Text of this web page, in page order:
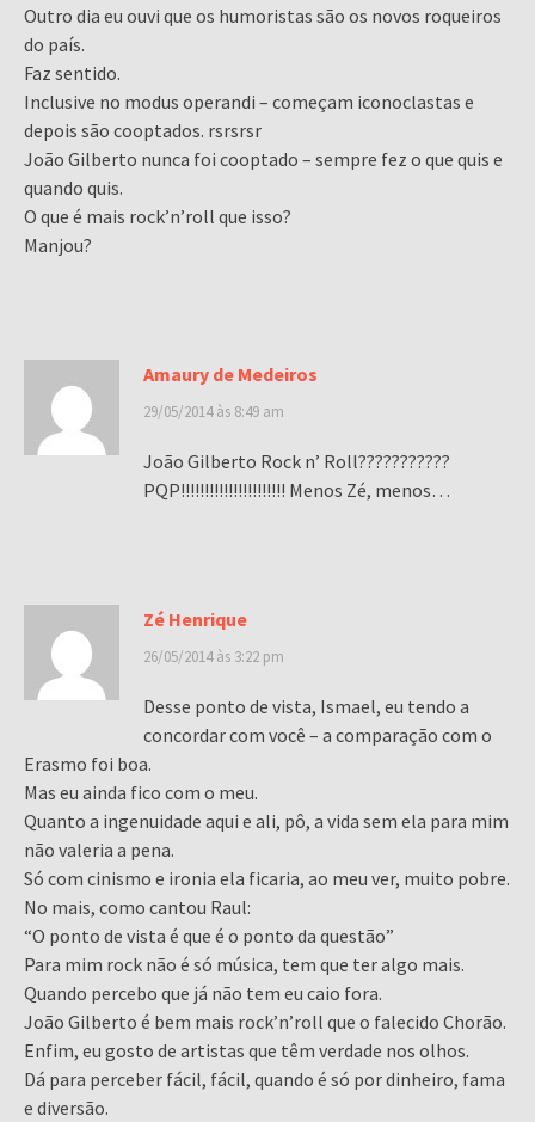
Outro dia eu ouvi que os humoristas são os novos roqueiros
do país.
Faz sentido.
Inclusive no modus operandi – começam iconoclastas e
depois são cooptados. rsrsrsr
João Gilberto nunca foi cooptado – sempre fez o que quis e
quando quis.
O que é mais rock’n’roll que isso?
Manjou?
Amaury de Medeiros
29/05/2014 às 8:49 am
João Gilberto Rock n’ Roll???????????
PQP!!!!!!!!!!!!!!!!!!!!!! Menos Zé, menos…
Zé Henrique
26/05/2014 às 3:22 pm
Desse ponto de vista, Ismael, eu tendo a
concordar com você – a comparação com o
Erasmo foi boa.
Mas eu ainda fico com o meu.
Quanto a ingenuidade aqui e ali, pô, a vida sem ela para mim
não valeria a pena.
Só com cinismo e ironia ela ficaria, ao meu ver, muito pobre.
No mais, como cantou Raul:
“O ponto de vista é que é o ponto da questão”
Para mim rock não é só música, tem que ter algo mais.
Quando percebo que já não tem eu caio fora.
João Gilberto é bem mais rock’n’roll que o falecido Chorão.
Enfim, eu gosto de artistas que têm verdade nos olhos.
Dá para perceber fácil, fácil, quando é só por dinheiro, fama
e diversão.